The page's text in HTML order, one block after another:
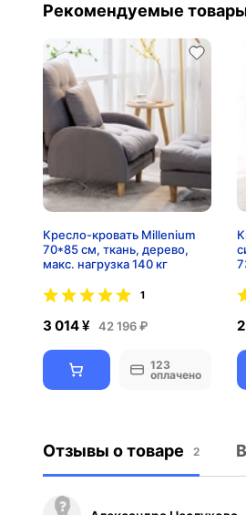
Рекомендуемые
Кресло-кровать Millenium
70*85 см, ткань, дерево,
макс. нагрузка 140 кг
1
3 014 ¥ 42 196 ₽
123
оплачено
Отзывы о товаре 2